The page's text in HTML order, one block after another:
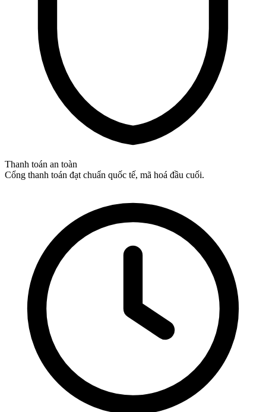
Thanh toán an toàn
Cổng thanh toán đạt chuẩn quốc tế, mã hoá đầu cuối.